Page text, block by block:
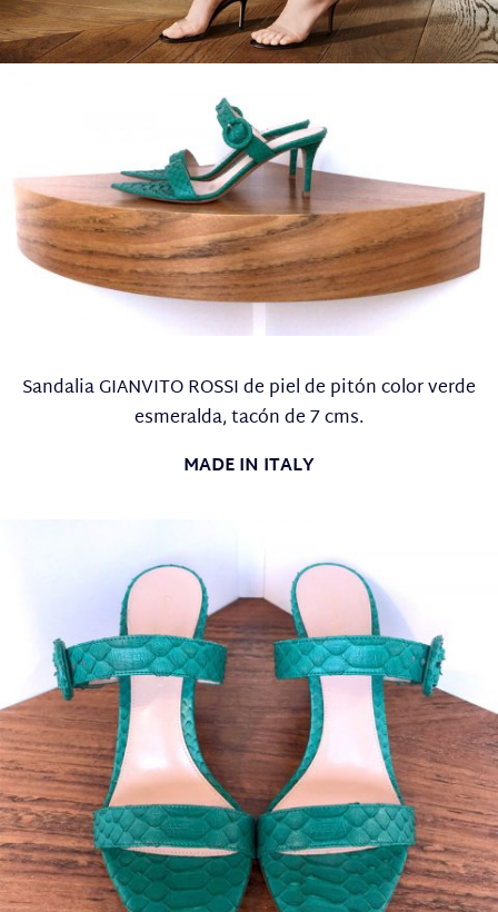
Sandalia GIANVITO ROSSI de piel de pitón color verde
esmeralda, tacón de 7 cms.
MADE IN ITALY